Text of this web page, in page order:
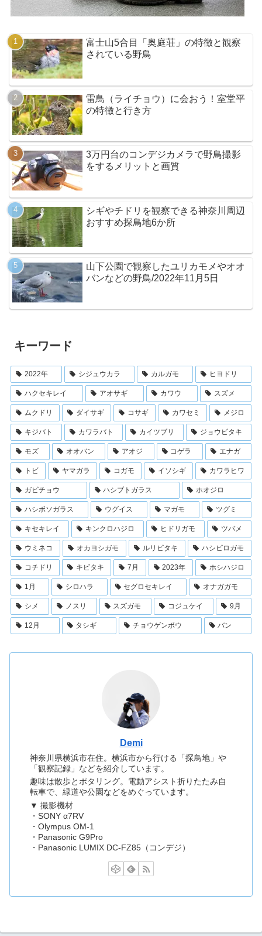
富士山5合目「奥庭荘」の特徴と観察
されている野鳥
雷鳥（ライチョウ）に会おう！室堂平
の特徴と行き方
3万円台のコンデジカメラで野鳥撮影
をするメリットと画質
シギやチドリを観察できる神奈川周辺
おすすめ探鳥地6か所
山下公園で観察したユリカモメやオオ
バンなどの野鳥/2022年11月5日
キーワード
2022年 シジュウカラ カルガモ ヒヨドリ
ハクセキレイ アオサギ カワウ スズメ
ムクドリ ダイサギ コサギ カワセミ メジロ
キジバト カワラバト カイツブリ ジョウビタキ
モズ オオバン アオジ コゲラ エナガ
トビ ヤマガラ コガモ イソシギ カワラヒワ
ガビチョウ ハシブトガラス ホオジロ
ハシボソガラス ウグイス マガモ ツグミ
キセキレイ キンクロハジロ ヒドリガモ ツバメ
ウミネコ オカヨシガモ ルリビタキ ハシビロガモ
コチドリ キビタキ 7月 2023年 ホシハジロ
1月 シロハラ セグロセキレイ オナガガモ
シメ ノスリ スズガモ コジュケイ 9月
12月 タシギ チョウゲンボウ バン
Demi
神奈川県横浜市在住。横浜市から行ける「探鳥地」や
「観察記録」などを紹介しています。
趣味は散歩とポタリング。電動アシスト折りたたみ自
転車で、緑道や公園などをめぐっています。
▼ 撮影機材
・SONY α7RV
・Olympus OM-1
・Panasonic G9Pro
・Panasonic LUMIX DC-FZ85（コンデジ）